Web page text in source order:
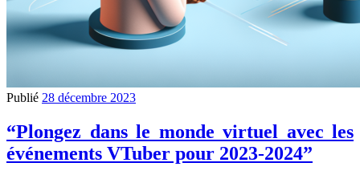
Publié 28 décembre 2023
“Plongez dans le monde virtuel avec les
événements VTuber pour 2023-2024”